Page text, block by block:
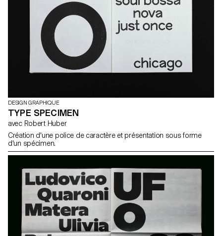
DESIGN GRAPHIQUE
TYPE SPECIMEN
avec Robert Huber
Création d'une police de caractère et présentation sous forme
d'un spécimen.